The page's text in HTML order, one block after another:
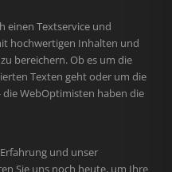
einen Textservice und
hochwertigen Inhalten und
bereichern. Ob es um die
Texten geht oder um die
WebOptimisten haben die
und unser
Sie uns noch heute, um Ihre